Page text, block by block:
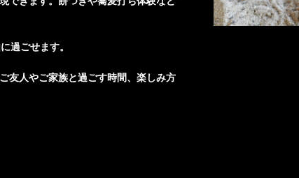
過ごせます。
友人やご家族と過ごす時間、楽しみ方